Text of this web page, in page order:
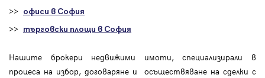
>> офиси в София
>> търговски площи в София
Нашите брокери недвижими имоти, специализирали в
процеса на избор, договаряне и осъществяване на сделки с